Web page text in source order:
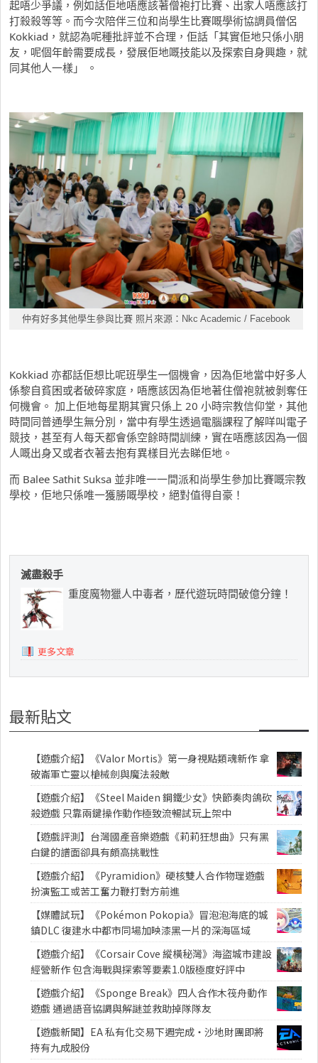
起唔少爭議，例如話佢地唔應該著僧袍打比賽、出家人唔應該打
打殺殺等等。而今次陪伴三位和尚學生比賽嘅學術協調員僧侶
Kokkiad，就認為呢種批評並不合理，佢話「其實佢地只係小朋
友，呢個年齡需要成長，發展佢地嘅技能以及探索自身興趣，就
同其他人一樣」 。
仲有好多其他學生參與比賽 照片來源：Nkc Academic / Facebook
Kokkiad 亦都話佢想比呢班學生一個機會，因為佢地當中好多人
係黎自貧困或者破碎家庭，唔應該因為佢地著住僧袍就被剝奪任
何機會。 加上佢地每星期其實只係上 20 小時宗教信仰堂，其他
時間同普通學生無分別，當中有學生透過電腦課程了解咩叫電子
競技，甚至有人每天都會係空餘時間訓練，實在唔應該因為一個
人嘅出身又或者衣著去抱有異樣目光去睇佢地。
而 Balee Sathit Suksa 並非唯一一間派和尚學生參加比賽嘅宗教
學校，佢地只係唯一獲勝嘅學校，絕對值得自豪！
滅盡殺手
重度魔物獵人中毒者，歷代遊玩時間破億分鐘！
更多文章
最新貼文
【遊戲介紹】《Valor Mortis》第一身視點類魂新作 拿
破崙軍亡靈以槍械劍與魔法殺敵
【遊戲介紹】《Steel Maiden 鋼鐵少女》快節奏肉鴿砍
殺遊戲 只靠兩鍵操作動作極致流暢試玩上架中
【遊戲評測】台灣國產音樂遊戲《莉莉狂想曲》只有黑
白鍵的譜面卻具有頗高挑戰性
【遊戲介紹】《Pyramidion》硬核雙人合作物理遊戲
扮演監工或苦工奮力鞭打對方前進
【媒體試玩】《Pokémon Pokopia》冒泡泡海底的城
鎮DLC 復建水中都市同場加映漆黑一片的深海區域
【遊戲介紹】《Corsair Cove 縱橫秘灣》海盜城市建設
經營新作 包含海戰與探索等要素1.0版極度好評中
【遊戲介紹】《Sponge Break》四人合作木筏舟動作
遊戲 通過語音協調與解謎並救助掉隊隊友
【遊戲新聞】EA 私有化交易下週完成・沙地財團即將
持有九成股份